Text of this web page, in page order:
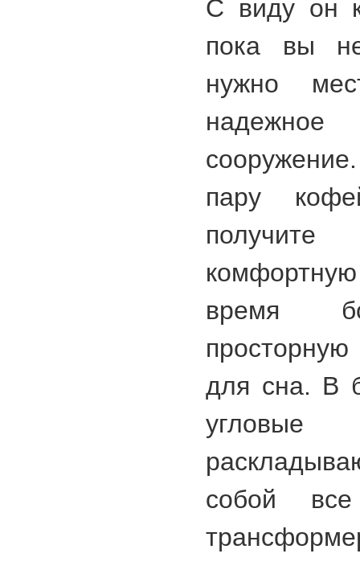
С виду он
пока вы
нужно
надежное
пару
время
для сна. В
собой